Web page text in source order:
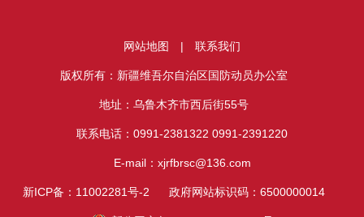
网站地图 | 联系我们
版权所有：新疆维吾尔自治区国防动员办公室
地址：乌鲁木齐市西后街55号
联系电话：0991-2381322 0991-2391220
E-mail：xjrfbrsc@136.com
新ICP备：11002281号-2 政府网站标识码：6500000014